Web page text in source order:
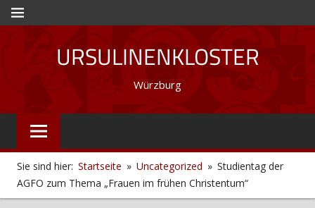
Zum
Inhalt
MENÜ
URSULINENKLOSTER
Würzburg
Sie sind hier: Startseite Uncategorized
Studientag der
AGFO zum Thema „Frauen im frühen Christentum“